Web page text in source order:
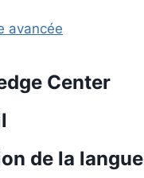
avancée
Center
de la langue